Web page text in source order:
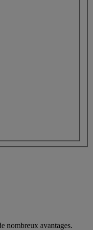
nombreux avantages.